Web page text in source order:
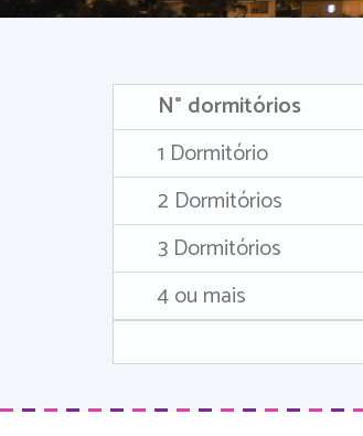
N° dormitórios
1 Dormitório
2 Dormitórios
3 Dormitórios
4 ou mais